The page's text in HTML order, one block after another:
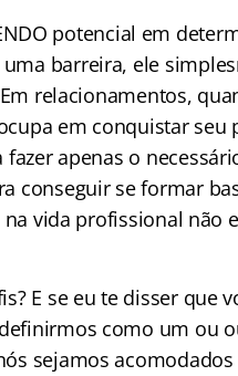
potencial em
barreira, ele
relacionamentos,
em conquistar seu
apenas o
conseguir se formar
vida profissional não
E se eu te disser que
como um ou
sejamos